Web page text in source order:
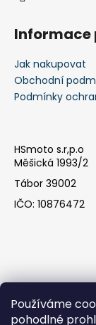
Používáme
pohodlné
Informace
Jak nakupovat
Obchodní
Podmínky
HSmoto s.r,p.o
Měšická 1993/2
Tábor 39002
IČO: 10876472